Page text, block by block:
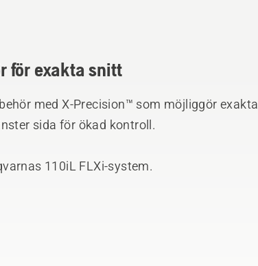
för exakta snitt
med X-Precision™ som möjliggör exakta
sida för ökad kontroll.
110iL FLXi-system.